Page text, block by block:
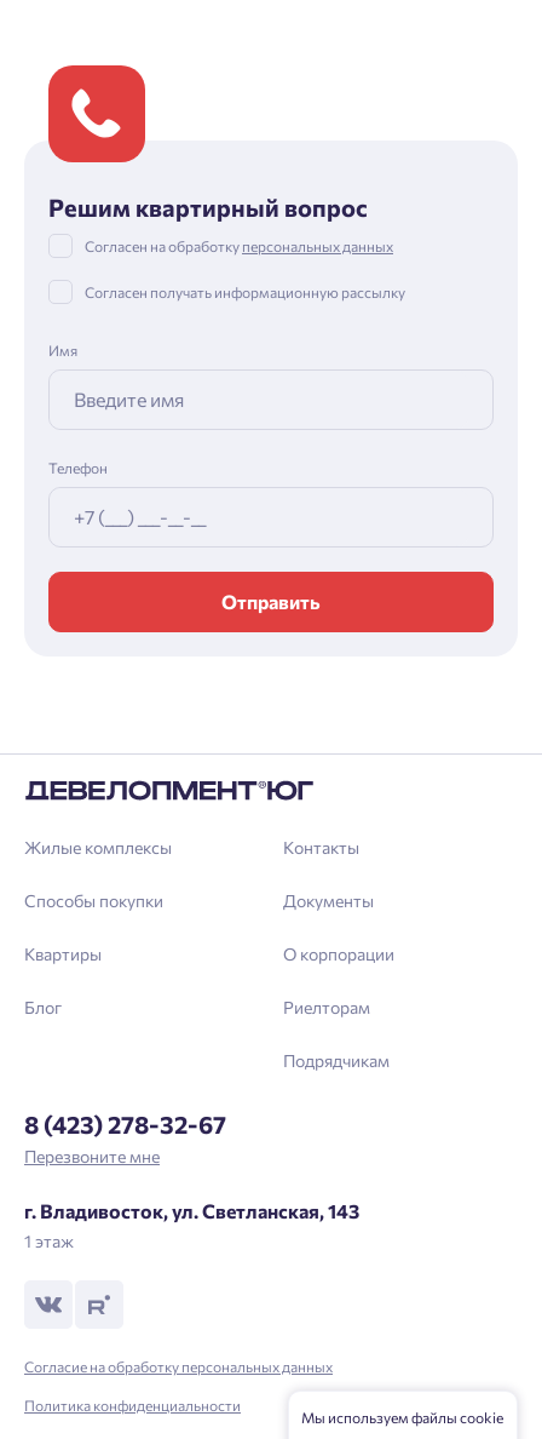
Решим квартирный вопрос
Согласен на обработку персональных данных
Согласен получать информационную рассылку
Имя
Телефон
Отправить
Жилые комплексы
Способы покупки
Квартиры
Блог
Контакты
Документы
О корпорации
Риелторам
Подрядчикам
8 (423) 278-32-67
Перезвоните мне
г. Владивосток, ул. Светланская, 143
1 этаж
Согласие на обработку персональных данных
Политика конфиденциальности
Мы используем файлы cookie